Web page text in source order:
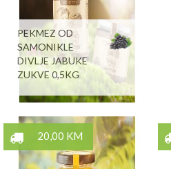
PEKMEZ OD
SAMONIKLE
DIVLJE JABUKE
ZUKVE 0,5KG
20,00 KM